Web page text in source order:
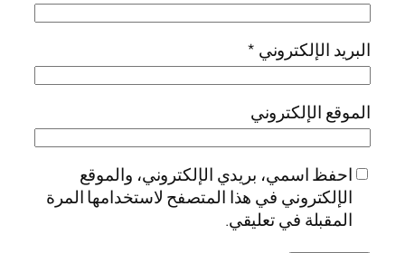
البريد الإلكتروني *
الموقع الإلكتروني
احفظ اسمي، بريدي الإلكتروني، والموقع
الإلكتروني في هذا المتصفح لاستخدامها المرة
المقبلة في تعليقي.